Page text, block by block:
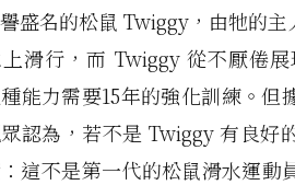
盛名的松鼠 Twiggy， 由牠的
滑行，而 Twiggy 從不厭倦
能力需要15年的強化訓練。
認為，若不是 Twiggy 有良好
這不是第一代的松鼠滑水運動